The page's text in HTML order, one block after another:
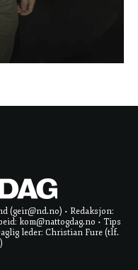
(geir@nd.no) • Redaksjon:
kom@nattogdag.no • Tips
leder: Christian Fure (tlf.